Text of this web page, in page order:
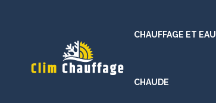
CHAUFFAGE ET EAU
CHAUDE